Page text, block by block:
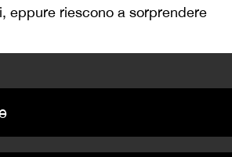
eppure riescono a sorprendere